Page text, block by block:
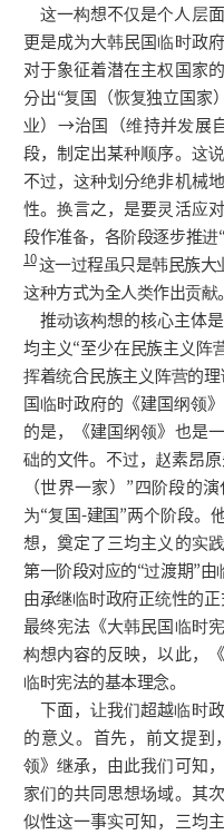
这一构想不仅是个人层
更是成为大韩民国临时政
对于象征着潜在主权国家
分出“复国（恢复独立国
业）→治国（维持并发展
段，制定出某种顺序。这
不过，这种划分绝非机械
性。换言之，是要灵活应
段作准备，各阶段逐步推进
10这一过程虽只是韩民族大
这种方式为全人类作出贡献。
推动该构想的核心主体
均主义“至少在民族主义阵
挥着统合民族主义阵营的
国临时政府的《建国纲领
的是，《建国纲领》也是
础的文件。不过，赵素昂
（世界一家）”四阶段的
为“复国-建国”两个阶段。
想，奠定了三均主义的实
第一阶段对应的“过渡期”
由承继临时政府正统性的
最终宪法《大韩民国临时
构想内容的反映，以此，
临时宪法的基本理念。
下面，让我们超越临时
的意义。首先，前文提到
领》继承，由此我们可知
家们的共同思想场域。其
似性这一事实可知，三均